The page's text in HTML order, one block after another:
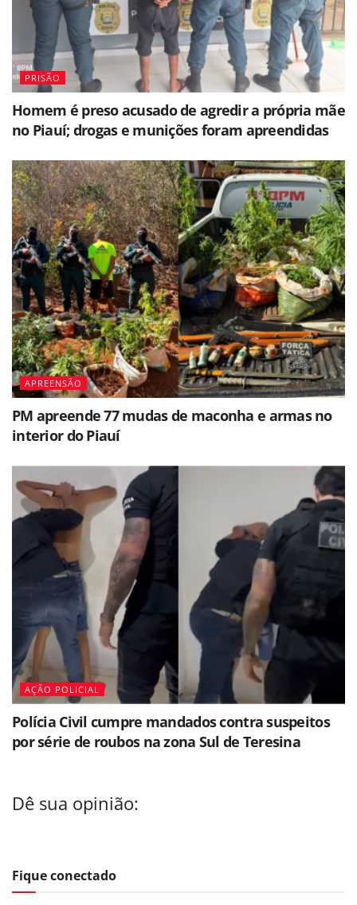
PRISÃO
Homem é preso acusado de agredir a própria mãe
no Piauí; drogas e munições foram apreendidas
APREENSÃO
PM apreende 77 mudas de maconha e armas no
interior do Piauí
AÇÃO POLICIAL
Polícia Civil cumpre mandados contra suspeitos
por série de roubos na zona Sul de Teresina
Dê sua opinião:
Fique conectado